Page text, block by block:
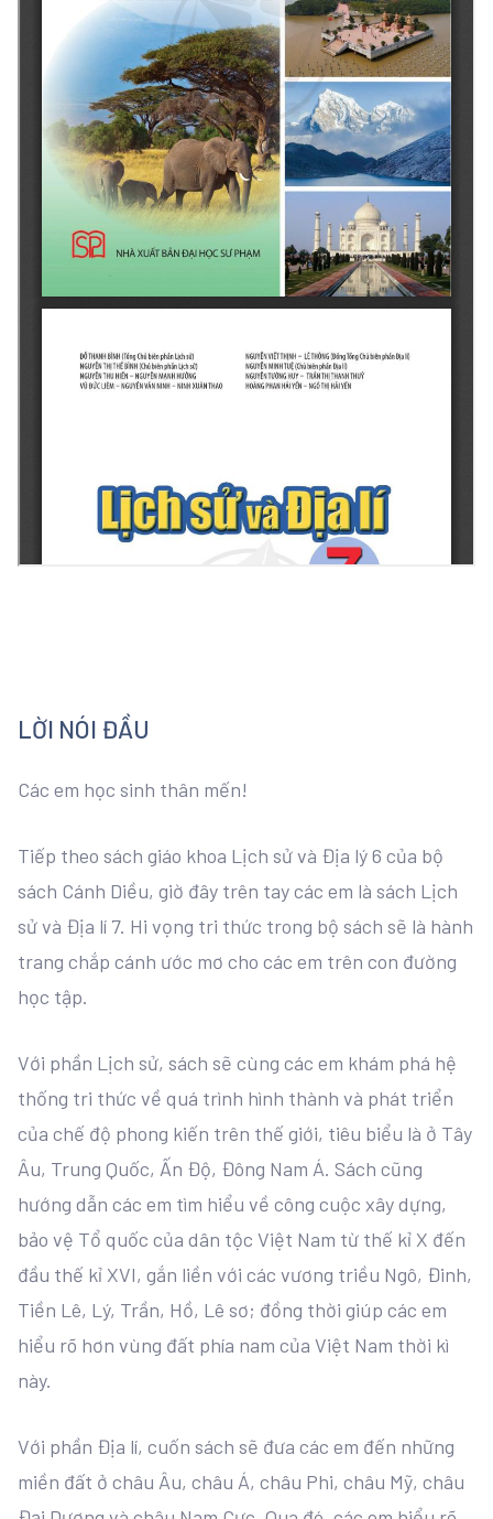
LỜI NÓI ĐẦU
Các em học sinh thân mến!
Tiếp theo sách giáo khoa Lịch sử và Địa lý 6 của bộ
sách Cánh Diều, giờ đây trên tay các em là sách Lịch
sử và Địa lí 7. Hi vọng tri thức trong bộ sách sẽ là hành
trang chắp cánh ước mơ cho các em trên con đường
học tập.
Với phần Lịch sử, sách sẽ cùng các em khám phá hệ
thống tri thức về quá trình hình thành và phát triển
của chế độ phong kiến trên thế giới, tiêu biểu là ở Tây
Âu, Trung Quốc, Ấn Độ, Đông Nam Á. Sách cũng
hướng dẫn các em tìm hiểu về công cuộc xây dựng,
bảo vệ Tổ quốc của dân tộc Việt Nam từ thế kỉ X đến
đầu thế kỉ XVI, gắn liền với các vương triều Ngô, Đinh,
Tiền Lê, Lý, Trần, Hồ, Lê sơ; đồng thời giúp các em
hiểu rõ hơn vùng đất phía nam của Việt Nam thời kì
này.
Với phần Địa lí, cuốn sách sẽ đưa các em đến những
miền đất ở châu Âu, châu Á, châu Phi, châu Mỹ, châu